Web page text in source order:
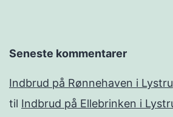
Seneste kommentarer
Indbrud på Rønnehaven i
til Indbrud på Ellebrinken i